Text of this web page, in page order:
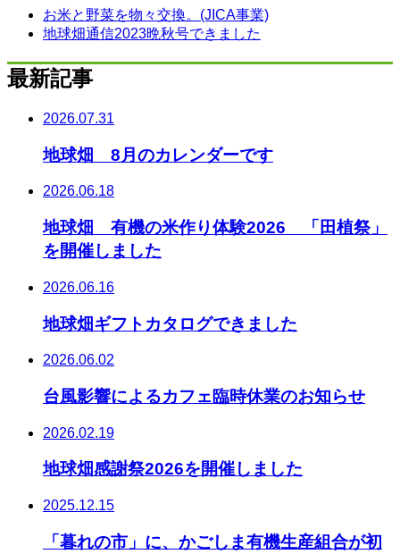
お米と野菜を物々交換。(JICA事業)
地球畑通信2023晩秋号できました
最新記事
2026.07.31
地球畑 8月のカレンダーです
2026.06.18
地球畑 有機の米作り体験2026 「田植祭」
を開催しました
2026.06.16
地球畑ギフトカタログできました
2026.06.02
台風影響によるカフェ臨時休業のお知らせ
2026.02.19
地球畑感謝祭2026を開催しました
2025.12.15
「暮れの市」に、かごしま有機生産組合が初